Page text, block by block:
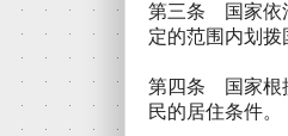
第三条 国家依
定的范围内划拨
第四条 国家根
民的居住条件。